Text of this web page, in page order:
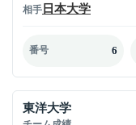
相手 日本大学
番号 6
東洋大学